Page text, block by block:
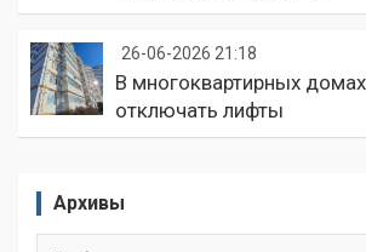
26-06-2026 21:18
В многоквартирных
отключать лифты
Архивы